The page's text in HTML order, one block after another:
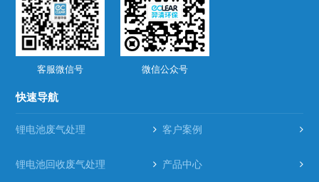
客服微信号 微信公众号
快速导航
锂电池废气处理 客户案例
锂电池回收废气处理 产品中心